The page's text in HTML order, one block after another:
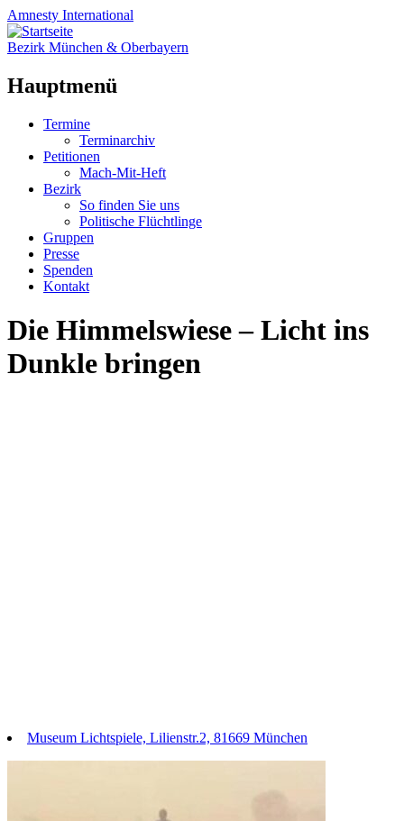
Amnesty International
Bezirk München & Oberbayern
Hauptmenü
Zum
springen
Termine
Terminarchiv
Petitionen
Mach-Mit-Heft
Bezirk
So finden Sie uns
Politische Flüchtlinge
Gruppen
Presse
Spenden
Kontakt
Die Himmelswiese – Licht ins
Dunkle bringen
Museum Lichtspiele, Lilienstr.2, 81669 München